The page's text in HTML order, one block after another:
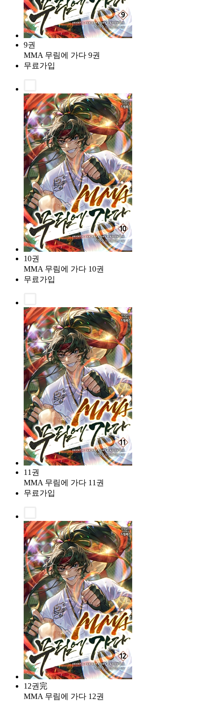
9권
MMA 무림에 가다 9권
무료가입
10권
MMA 무림에 가다 10권
무료가입
11권
MMA 무림에 가다 11권
무료가입
12권完
MMA 무림에 가다 12권